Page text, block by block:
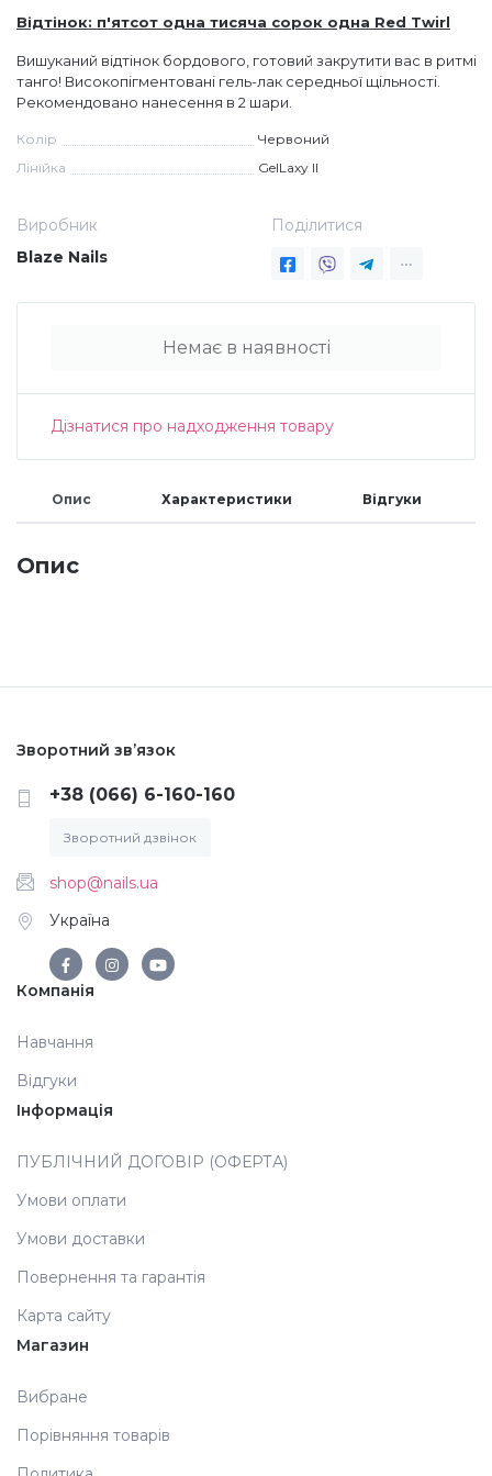
Дезінфекція та стерилізація
Декор для нігтів
Трикутники (каміфубукі)
Наклейки гнучкі лінії
Наліпки гнучкі лінії
Втирки
Блискітки (пісок для нігтів)
Блискітки для нігтів
Брокат
Фарби для розпису
Фольга для лиття (ефект кракелюра)
Аксесуари
Навчання
Відтінок: п'ятсот одна тисяча сорок одна Red Twirl
Вишуканий відтінок бордового, готовий закрутити вас в ритмі
танго! Високопігментовані гель-лак середньої щільності.
Рекомендовано нанесення в 2 шари.
Колір
Червоний
Лінійка
GelLaxy II
Виробник
Blaze Nails
Поділитися
Немає в наявності
Дізнатися про надходження товару
Опис Характеристики Відгуки
Опис
Зворотний зв’язок
+38 (066) 6-160-160
Зворотний дзвінок
shop@nails.ua
Україна
Компанія
Навчання
Відгуки
Інформація
ПУБЛІЧНИЙ ДОГОВІР (ОФЕРТА)
Умови оплати
Умови доставки
Повернення та гарантія
Карта сайту
Магазин
Вибране
Порівняння товарів